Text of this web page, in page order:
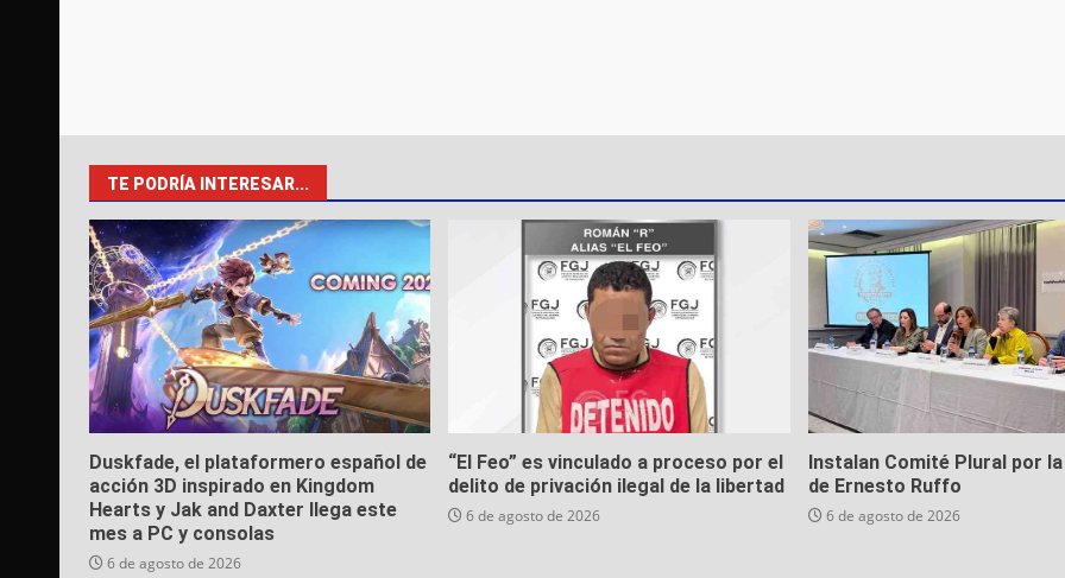
TE PODRÍA INTERESAR...
Duskfade, el plataformero español de
acción 3D inspirado en Kingdom
Hearts y Jak and Daxter llega este
mes a PC y consolas
6 de agosto de 2026
“El Feo” es vinculado a proceso por el
delito de privación ilegal de la libertad
6 de agosto de 2026
Instalan Comité Plural por
de Ernesto Ruffo
6 de agosto de 2026